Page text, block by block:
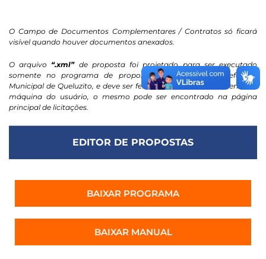
O Campo de Documentos Complementares / Contratos só ficará
visível quando houver documentos anexados.
O arquivo “.xml”de proposta foi projetado para ser executado
somente no programa de propostas eletrônicas da Prefeitura
Municipal de Queluzito, e deve ser feito o download diretamente na
máquina do usuário, o mesmo pode ser encontrado na página
principal de licitações.
EDITOR DE PROPOSTAS
BAIXAR PROGRAMA
BAIXAR MANUAL